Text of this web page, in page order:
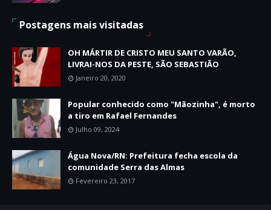
Postagens mais visitadas
OH MÁRTIR DE CRISTO MEU SANTO VARÃO,
LIVRAI-NOS DA PESTE, SÃO SEBASTIÃO
Janeiro 20, 2020
Popular conhecido como "Mãozinha", é morto
a tiro em Rafael Fernandes
Julho 09, 2024
Água Nova/RN: Prefeitura fecha escola da
comunidade Serra das Almas
Fevereiro 23, 2017